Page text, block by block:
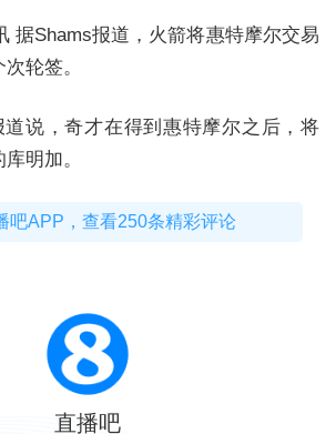
据Shams报道，火箭将惠特摩尔交易
轮签。
道说，奇才在得到惠特摩尔之后，将
明加。
吧APP，查看250条精彩评论
直播吧